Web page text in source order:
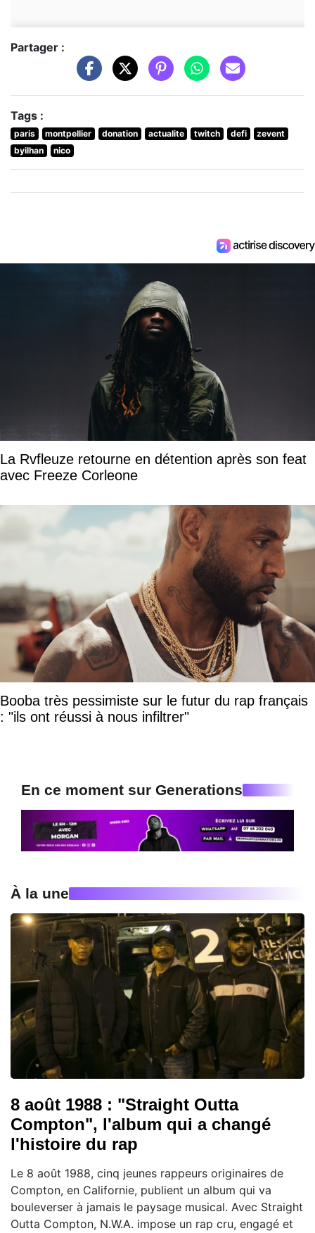
Partager :
Tags :
paris montpellier donation actualite twitch defi
zevent
byilhan
nico
La Rvfleuze retourne en détention après son feat
avec Freeze Corleone
Booba très pessimiste sur le futur du rap français
: "ils ont réussi à nous infiltrer"
En ce moment sur Generations
À la une
8 août 1988 : "Straight Outta
Compton", l'album qui a changé
l'histoire du rap
Le 8 août 1988, cinq jeunes rappeurs originaires de
Compton, en Californie, publient un album qui va
bouleverser à jamais le paysage musical. Avec Straight
Outta Compton, N.W.A. impose un rap cru, engagé et